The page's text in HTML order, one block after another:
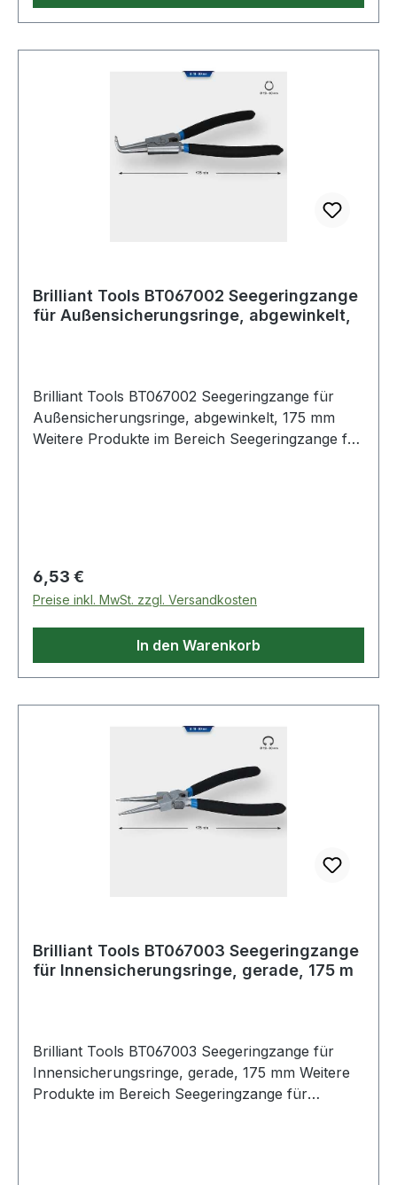
Brilliant Tools BT067002 Seegeringzange
für Außensicherungsringe, abgewinkelt,
Brilliant Tools BT067002 Seegeringzange für
Außensicherungsringe, abgewinkelt, 175 mm
Weitere Produkte im Bereich Seegeringzange für
Regulärer Preis:
6,53 €
Preise inkl. MwSt. zzgl. Versandkosten
In den Warenkorb
Brilliant Tools BT067003 Seegeringzange
für Innensicherungsringe, gerade, 175 m
Brilliant Tools BT067003 Seegeringzange für
Innensicherungsringe, gerade, 175 mm Weitere
Produkte im Bereich Seegeringzange für